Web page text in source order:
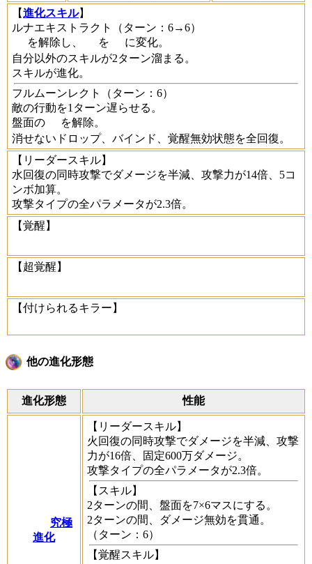
【進化スキル】
ルナエキストラクト
（ターン：6→6）
を解除し、
を
に変化。
自分以外のスキルが2ターン溜まる。
スキルが進化。
フルムーンレクト
（ターン：6）
敵の行動を1ターン遅らせる。
盤面の
を解除。
消せないドロップ、バインド、覚醒無効状態を全回復。
【リーダースキル】
水回復の同時攻撃でダメージを半減、攻撃力が14倍、5コ
ンボ加算。
攻撃タイプの全パラメータが2.3倍。
【覚醒】
【超覚醒】
【付けられるキラー】
他の進化形態
進化形態 性能
究極
進化
【リーダースキル】
火回復の同時攻撃でダメージを半減、攻撃
力が16倍、固定600万ダメージ。
攻撃タイプの全パラメータが2.3倍。
【スキル】
2ターンの間、盤面を7×6マスにする。
2ターンの間、ダメージ無効を貫通。
（ターン：6）
【覚醒スキル】